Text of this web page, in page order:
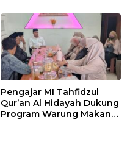
Pengajar MI Tahfidzul
Qur’an Al Hidayah Dukung
Program Warung Makan